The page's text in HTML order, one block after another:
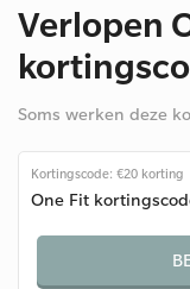
Verlopen
Soms werken deze
Kortingscode: €20 korting
One Fit